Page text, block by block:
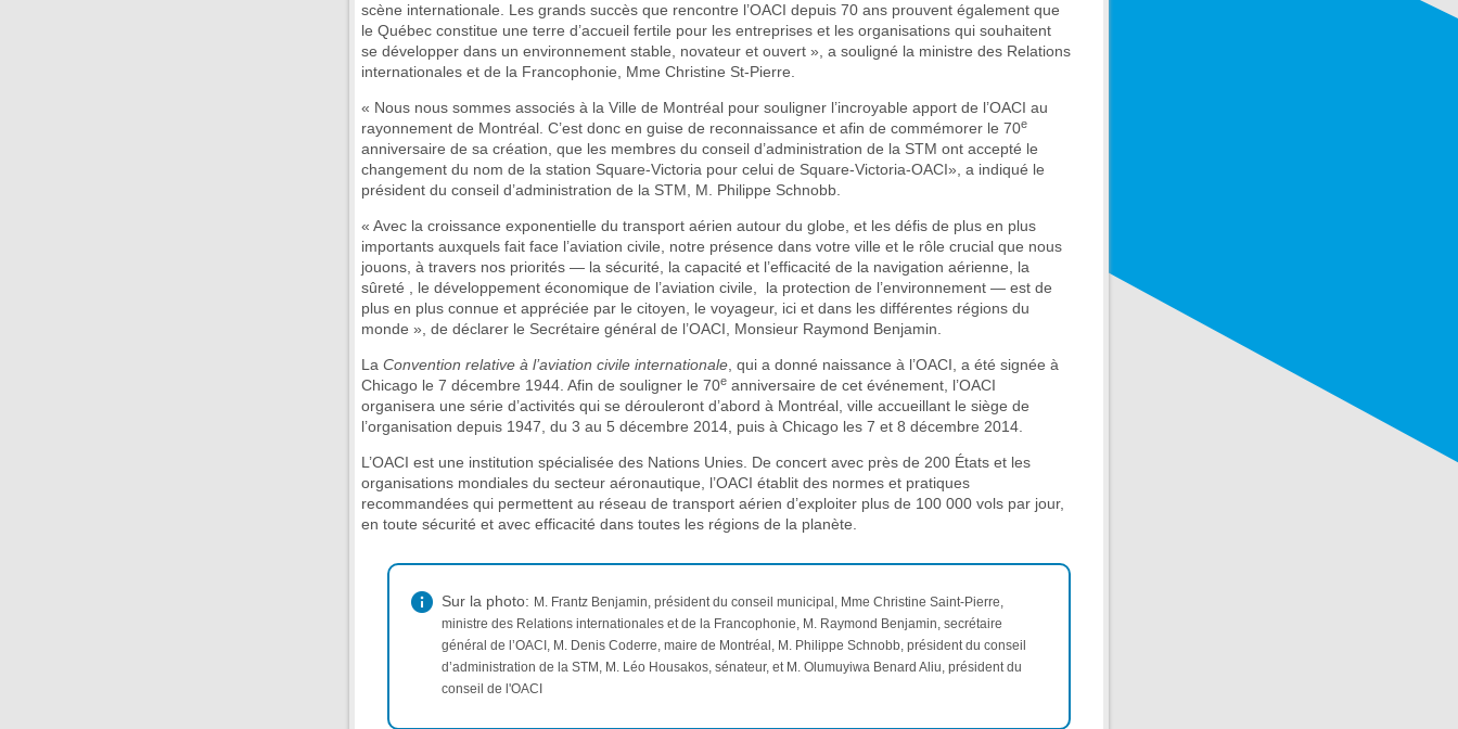
scène internationale. Les grands succès que rencontre l’OACI depuis 70 ans prouvent également que
le Québec constitue une terre d’accueil fertile pour les entreprises et les organisations qui souhaitent
se développer dans un environnement stable, novateur et ouvert », a souligné la ministre des Relations
internationales et de la Francophonie, Mme Christine St-Pierre.
« Nous nous sommes associés à la Ville de Montréal pour souligner l’incroyable apport de l’OACI au
rayonnement de Montréal. C’est donc en guise de reconnaissance et afin de commémorer le 70e
anniversaire de sa création, que les membres du conseil d’administration de la STM ont accepté le
changement du nom de la station Square-Victoria pour celui de Square-Victoria-OACI», a indiqué le
président du conseil d’administration de la STM, M. Philippe Schnobb.
« Avec la croissance exponentielle du transport aérien autour du globe, et les défis de plus en plus
importants auxquels fait face l’aviation civile, notre présence dans votre ville et le rôle crucial que nous
jouons, à travers nos priorités — la sécurité, la capacité et l’efficacité de la navigation aérienne, la
sûreté , le développement économique de l’aviation civile, la protection de l’environnement — est de
plus en plus connue et appréciée par le citoyen, le voyageur, ici et dans les différentes régions du
monde », de déclarer le Secrétaire général de l’OACI, Monsieur Raymond Benjamin.
LaConvention relative à l’aviation civile internationale , qui a donné naissance à l’OACI, a été signée à
Chicago le 7 décembre 1944. Afin de souligner le 70e anniversaire de cet événement, l’OACI
organisera une série d’activités qui se dérouleront d’abord à Montréal, ville accueillant le siège de
l’organisation depuis 1947, du 3 au 5 décembre 2014, puis à Chicago les 7 et 8 décembre 2014.
L’OACI est une institution spécialisée des Nations Unies. De concert avec près de 200 États et les
organisations mondiales du secteur aéronautique, l’OACI établit des normes et pratiques
recommandées qui permettent au réseau de transport aérien d’exploiter plus de 100 000 vols par jour,
en toute sécurité et avec efficacité dans toutes les régions de la planète.
Sur la photo: M. Frantz Benjamin, président du conseil municipal, Mme Christine Saint-Pierre,
ministre des Relations internationales et de la Francophonie, M. Raymond Benjamin, secrétaire
général de l’OACI, M. Denis Coderre, maire de Montréal, M. Philippe Schnobb, président du conseil
d’administration de la STM, M. Léo Housakos, sénateur, et M. Olumuyiwa Benard Aliu, président du
conseil de l'OACI